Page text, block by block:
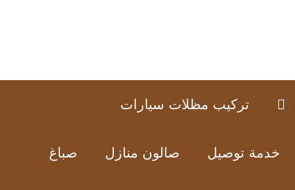
تركيب مظلات سيارات
خدمة توصيل صالون منازل صباغ